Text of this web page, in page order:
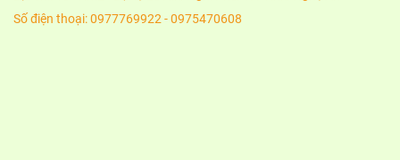
Số điện thoại: 0977769922 - 0975470608